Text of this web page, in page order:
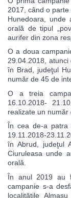
2017, când o parte
Hunedoara, unde
orală de tipul
aurifer din zona
O a doua
29.04.2018, atunci
în Brad, judeţul
număr de 45 de
O a treia
16.10.2018-
realizate un număr
În cea de-a
19.11.2018-
în Abrud, judeţul
Ciuruleasa unde
orală.
În anul 2019 au
campanie s-a
localitățile